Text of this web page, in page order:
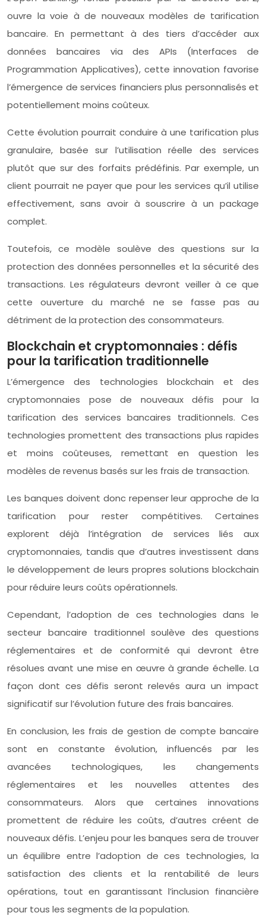
ouvre la voie à de nouveaux modèles de tarification
bancaire. En permettant à des tiers d’accéder aux
données bancaires via des APIs (Interfaces de
Programmation Applicatives), cette innovation favorise
l’émergence de services financiers plus personnalisés et
potentiellement moins coûteux.
Cette évolution pourrait conduire à une tarification plus
granulaire, basée sur l’utilisation réelle des services
plutôt que sur des forfaits prédéfinis. Par exemple, un
client pourrait ne payer que pour les services qu’il utilise
effectivement, sans avoir à souscrire à un package
complet.
Toutefois, ce modèle soulève des questions sur la
protection des données personnelles et la sécurité des
transactions. Les régulateurs devront veiller à ce que
cette ouverture du marché ne se fasse pas au
détriment de la protection des consommateurs.
Blockchain et cryptomonnaies : défis
pour la tarification traditionnelle
L’émergence des technologies blockchain et des
cryptomonnaies pose de nouveaux défis pour la
tarification des services bancaires traditionnels. Ces
technologies promettent des transactions plus rapides
et moins coûteuses, remettant en question les
modèles de revenus basés sur les frais de transaction.
Les banques doivent donc repenser leur approche de la
tarification pour rester compétitives. Certaines
explorent déjà l’intégration de services liés aux
cryptomonnaies, tandis que d’autres investissent dans
le développement de leurs propres solutions blockchain
pour réduire leurs coûts opérationnels.
Cependant, l’adoption de ces technologies dans le
secteur bancaire traditionnel soulève des questions
réglementaires et de conformité qui devront être
résolues avant une mise en œuvre à grande échelle. La
façon dont ces défis seront relevés aura un impact
significatif sur l’évolution future des frais bancaires.
En conclusion, les frais de gestion de compte bancaire
sont en constante évolution, influencés par les
avancées technologiques, les changements
réglementaires et les nouvelles attentes des
consommateurs. Alors que certaines innovations
promettent de réduire les coûts, d’autres créent de
nouveaux défis. L’enjeu pour les banques sera de trouver
un équilibre entre l’adoption de ces technologies, la
satisfaction des clients et la rentabilité de leurs
opérations, tout en garantissant l’inclusion financière
pour tous les segments de la population.